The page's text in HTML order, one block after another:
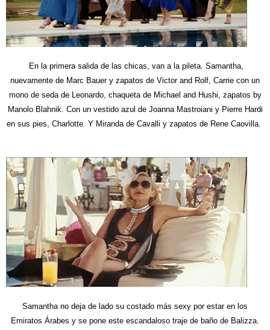
En la primera salida de las chicas, van a la pileta. Samantha,
nuevamente de Marc Bauer y zapatos de Victor and Rolf, Carrie con un
mono de seda de Leonardo, chaqueta de Michael and Hushi, zapatos by
Manolo Blahnik. Con un vestido azul de Joanna Mastroiani y Pierre Hardi
en sus pies, Charlotte. Y Miranda de Cavalli y zapatos de Rene Caovilla.
Samantha no deja de lado su costado más sexy por estar en los
Emiratos Árabes y se pone este escandaloso traje de baño de Balizza.